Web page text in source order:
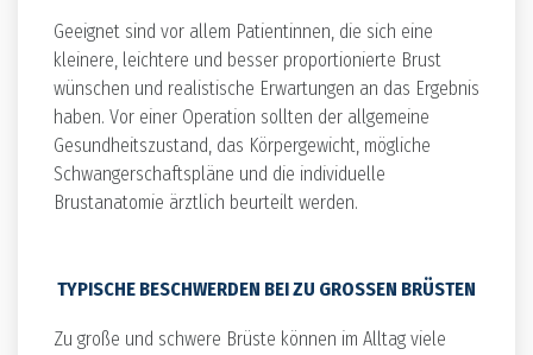
Geeignet sind vor allem Patientinnen, die sich eine
kleinere, leichtere und besser proportionierte Brust
wünschen und realistische Erwartungen an das Ergebnis
haben. Vor einer Operation sollten der allgemeine
Gesundheitszustand, das Körpergewicht, mögliche
Schwangerschaftspläne und die individuelle
Brustanatomie ärztlich beurteilt werden.
TYPISCHE BESCHWERDEN BEI ZU GROSSEN BRÜSTEN
Zu große und schwere Brüste können im Alltag viele